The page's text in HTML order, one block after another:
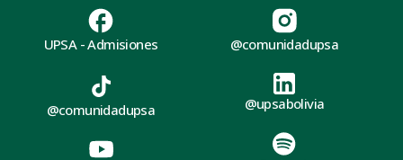
UPSA - Admisiones @comunidadupsa
@comunidadupsa @upsabolivia